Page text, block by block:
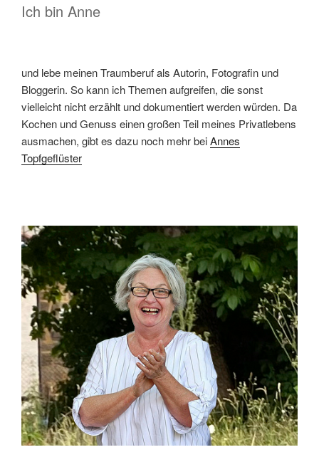
Ich bin Anne
und lebe meinen Traumberuf als Autorin, Fotografin und
Bloggerin. So kann ich Themen aufgreifen, die sonst
vielleicht nicht erzählt und dokumentiert werden würden. Da
Kochen und Genuss einen großen Teil meines Privatlebens
ausmachen, gibt es dazu noch mehr beiAnnes
Topfgeflüster